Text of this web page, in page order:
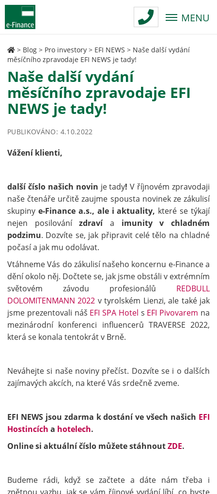
MENU
> Blog > Pro investory > EFI NEWS > Naše další vydání
měsíčního zpravodaje EFI NEWS je tady!
Naše další vydání
měsíčního zpravodaje EFI
NEWS je tady!
PUBLIKOVÁNO: 4.10.2022
Vážení klienti,
další číslo našich novin je tady! V říjnovém zpravodaji
naše čtenáře určitě zaujme spousta novinek ze zákulisí
skupiny e-Finance a.s., ale i aktuality, které se týkají
nejen posilovánízdravía imunity v chladném
podzimu. Dozvíte se, jak připravit celé tělo na chladné
počasí a jak mu odolávat.
Vtáhneme Vás do zákulisí našeho koncernu e-Finance a
dění okolo něj. Dočtete se, jak jsme obstáli v extrémním
světovém závodu profesionálů REDBULL
DOLOMITENMANN 2022 v tyrolském Lienzi, ale také jak
jsme prezentovali náš EFI SPA Hotel s EFI Pivovarem na
mezinárodní konferenci influencerů TRAVERSE 2022,
která se konala tentokrát v Brně.
Neváhejte si naše noviny přečíst. Dozvíte se i o dalších
zajímavých akcích, na které Vás srdečně zveme.
EFI NEWS jsou zdarma k dostání ve všech našich EFI
Hostincích a hotelech.
Online si aktuální číslo můžete stáhnoutZDE.
Budeme rádi, když se začtete a dáte nám třeba i